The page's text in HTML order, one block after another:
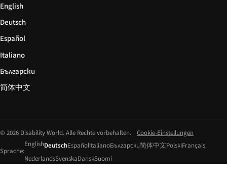
English
Deutsch
Español
Italiano
Български
简体中文
© 2026 Disability World. Alle Rechte vorbehalten. Cookie-Einstellungen
Sprache:
EnglishDeutschEspañolItalianoБългарски简体中文PolskiFrançais
NederlandsSvenskaDanskSuomi